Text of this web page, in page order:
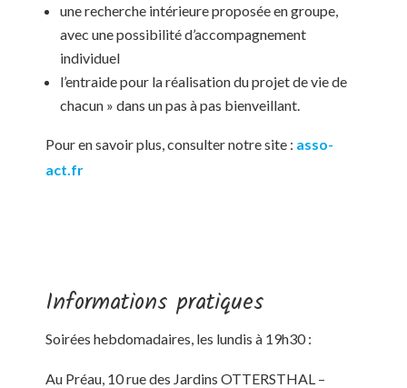
une recherche intérieure proposée en groupe,
avec une possibilité d’accompagnement
individuel
l’entraide pour la réalisation du projet de vie de
chacun » dans un pas à pas bienveillant.
Pour en savoir plus, consulter notre site : asso-
act.fr
Informations pratiques
Soirées hebdomadaires, les lundis à 19h30 :
Au Préau, 10 rue des Jardins OTTERSTHAL –